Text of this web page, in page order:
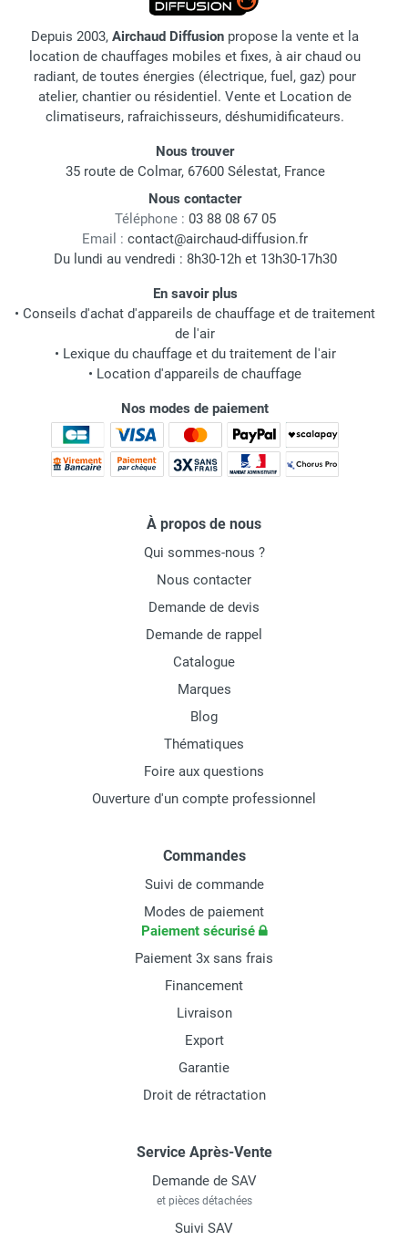
Depuis 2003, Airchaud Diffusion propose la vente et la
location de chauffages mobiles et fixes, à air chaud ou
radiant, de toutes énergies (électrique, fuel, gaz) pour
atelier, chantier ou résidentiel. Vente et Location de
climatiseurs, rafraichisseurs, déshumidificateurs.
Nous trouver
35 route de Colmar, 67600 Sélestat, France
Nous contacter
Téléphone : 03 88 08 67 05
Email : contact@airchaud-diffusion.fr
Du lundi au vendredi : 8h30-12h et 13h30-17h30
En savoir plus
• Conseils d'achat d'appareils de chauffage et de traitement
de l'air
• Lexique du chauffage et du traitement de l'air
• Location d'appareils de chauffage
Nos modes de paiement
À propos de nous
Qui sommes-nous ?
Nous contacter
Demande de devis
Demande de rappel
Catalogue
Marques
Blog
Thématiques
Foire aux questions
Ouverture d'un compte professionnel
Commandes
Suivi de commande
Modes de paiement
Paiement sécurisé
Paiement 3x sans frais
Financement
Livraison
Export
Garantie
Droit de rétractation
Service Après-Vente
Demande de SAV
et pièces détachées
Suivi SAV